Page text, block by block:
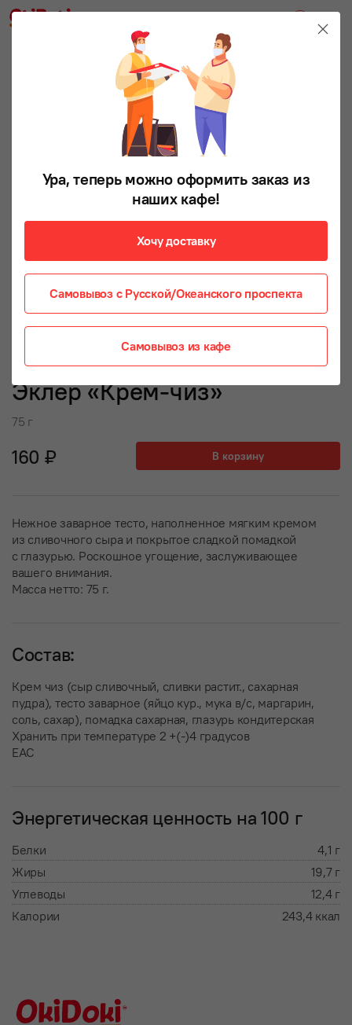
Эклер «Крем-чиз»
75 г
160 ₽ В корзину
Нежное заварное тесто, наполненное мягким кремом
из сливочного сыра и покрытое сладкой помадкой
с глазурью. Роскошное угощение, заслуживающее
вашего внимания.
Масса нетто: 75 г.
Состав:
Крем чиз (сыр сливочный, сливки растит., сахарная
пудра), тесто заварное (яйцо кур., мука в/с, маргарин,
соль, сахар), помадка сахарная, глазурь кондитерская
Хранить при температуре 2 +(-)4 градусов
ЕАС
Энергетическая ценность на 100 г
Белки
4,1 г
Жиры
19,7 г
Углеводы
12,4 г
Калории
243,4 ккал
Ура, теперь можно оформить заказ из
наших кафе!
Хочу доставку
Самовывоз с Русской/Океанского проспекта
Самовывоз из кафе